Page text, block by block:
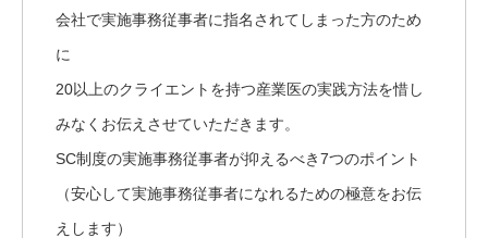
会社で実施事務従事者に指名されてしまった方のため
に
20以上のクライエントを持つ産業医の実践方法を惜し
みなくお伝えさせていただきます。
SC制度の実施事務従事者が抑えるべき7つのポイント
（安心して実施事務従事者になれるための極意をお伝
えします）